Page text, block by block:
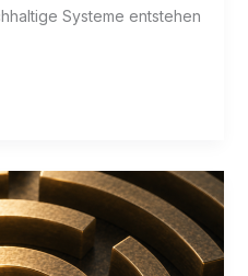
Systeme entstehen